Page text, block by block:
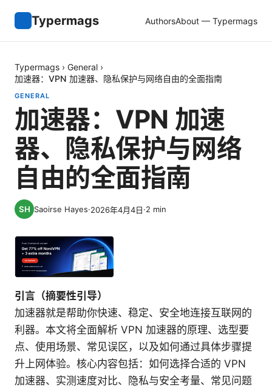
Typermags AuthorsAbout — Typermags
Typermags › General ›
加速器：VPN 加速器、隐私保护与网络自由的全面指南
GENERAL
加速器：VPN 加速
器、隐私保护与网络
自由的全面指南
Saoirse Hayes·2026年4月4日·2 min
引言（摘要性引导）
加速器就是帮助你快速、稳定、安全地连接互联网的
利器。本文将全面解析 VPN 加速器的原理、选型要
点、使用场景、常见误区，以及如何通过具体步骤提
升上网体验。核心内容包括：如何选择合适的 VPN
加速器、实测速度对比、隐私与安全考量、常见问题